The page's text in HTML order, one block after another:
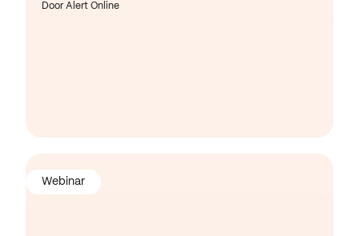
Door Alert Online
Webinar